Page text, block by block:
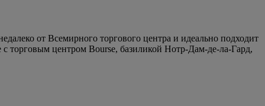
от Всемирного торгового центра и идеально подходит
торговым центром Bourse, базиликой Нотр-Дам-де-ла-Гард,